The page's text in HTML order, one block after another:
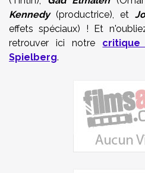
Kennedy(productrice), et
effets spéciaux) ! Et
retrouver ici notre
Spielberg.